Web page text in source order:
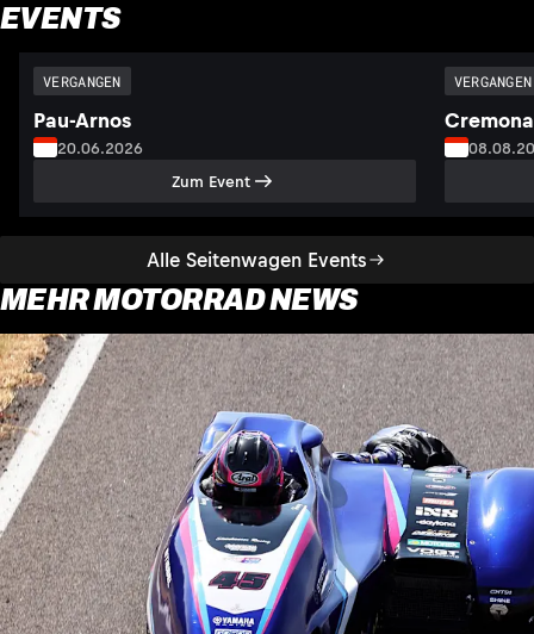
EVENTS
Alle Seitenwagen Events
VERGANGEN
Pau-Arnos
20.06.2026
Zum Event
VERGANGEN
Cremona
MEHR MOTORRAD NEWS